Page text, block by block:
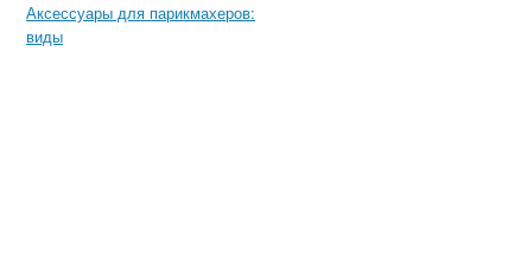
Аксессуары для парикмахеров:
виды